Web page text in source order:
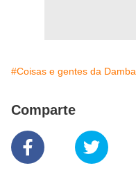
#Coisas e gentes da Damba
Comparte